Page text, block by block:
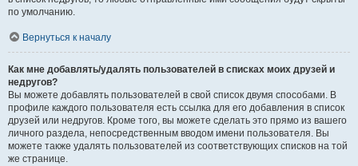
по умолчанию.
Вернуться к началу
Как мне добавлять/удалять пользователей в списках моих друзей и
недругов?
Вы можете добавлять пользователей в свой список двумя способами. В
профиле каждого пользователя есть ссылка для его добавления в список
друзей или недругов. Кроме того, вы можете сделать это прямо из вашего
личного раздела, непосредственным вводом имени пользователя. Вы
можете также удалять пользователей из соответствующих списков на той
же странице.